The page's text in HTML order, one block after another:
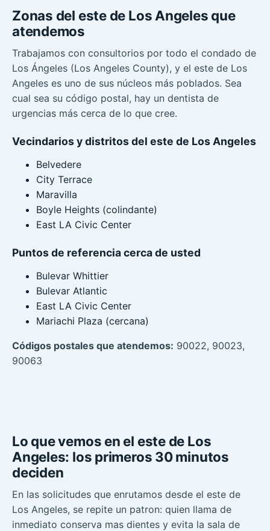
Zonas del este de Los Angeles que
atendemos
Trabajamos con consultorios por todo el condado de
Los Ángeles (Los Angeles County), y el este de Los
Angeles es uno de sus núcleos más poblados. Sea
cual sea su código postal, hay un dentista de
urgencias más cerca de lo que cree.
Vecindarios y distritos del este de Los Angeles
Belvedere
City Terrace
Maravilla
Boyle Heights (colindante)
East LA Civic Center
Puntos de referencia cerca de usted
Bulevar Whittier
Bulevar Atlantic
East LA Civic Center
Mariachi Plaza (cercana)
Códigos postales que atendemos: 90022, 90023,
90063
Lo que vemos en el este de Los
Angeles: los primeros 30 minutos
deciden
En las solicitudes que enrutamos desde el este de
Los Angeles, se repite un patron: quien llama de
inmediato conserva mas dientes y evita la sala de